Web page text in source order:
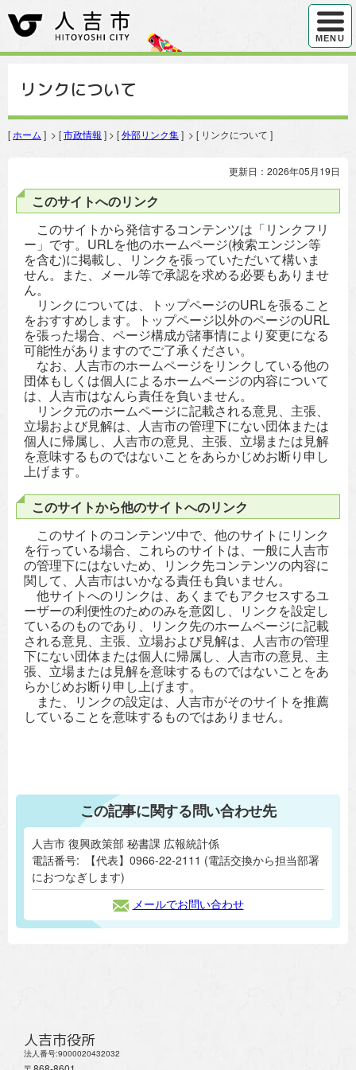
ハンバ
MENU
リンクについて
[ ホーム ] > [市政情報 ] > [外部リンク集] > [ リンクについて ]
更新日：2026年05月19日
このサイトへのリンク
このサイトから発信するコンテンツは「リンクフリ
ー」です。URLを他のホームページ(検索エンジン等
を含む)に掲載し、リンクを張っていただいて構いま
せん。また、メール等で承認を求める必要もありませ
ん。
リンクについては、トップページのURLを張ること
をおすすめします。トップページ以外のページのURL
を張った場合、ページ構成が諸事情により変更になる
可能性がありますのでご了承ください。
なお、人吉市のホームページをリンクしている他の
団体もしくは個人によるホームページの内容について
は、人吉市はなんら責任を負いません。
リンク元のホームページに記載される意見、主張、
立場および見解は、人吉市の管理下にない団体または
個人に帰属し、人吉市の意見、主張、立場または見解
を意味するものではないことをあらかじめお断り申し
上げます。
このサイトから他のサイトへのリンク
このサイトのコンテンツ中で、他のサイトにリンク
を行っている場合、これらのサイトは、一般に人吉市
の管理下にはないため、リンク先コンテンツの内容に
関して、人吉市はいかなる責任も負いません。
他サイトへのリンクは、あくまでもアクセスするユ
ーザーの利便性のためのみを意図し、リンクを設定し
ているのものであり、リンク先のホームページに記載
される意見、主張、立場および見解は、人吉市の管理
下にない団体または個人に帰属し、人吉市の意見、主
張、立場または見解を意味するものではないことをあ
らかじめお断り申し上げます。
また、リンクの設定は、人吉市がそのサイトを推薦
していることを意味するものではありません。
この記事に関する問い合わせ先
人吉市 復興政策部 秘書課 広報統計係
電話番号:
【代表】0966-22-2111 (電話交換から担当部署
におつなぎします)
メールでお問い合わせ
人吉市役所
法人番号:9000020432032